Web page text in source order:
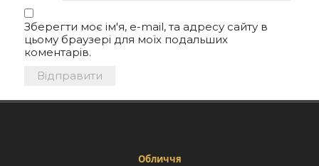
Зберегти моє ім'я, e-mail, та адресу сайту в
цьому браузері для моїх подальших
коментарів.
Обличчя